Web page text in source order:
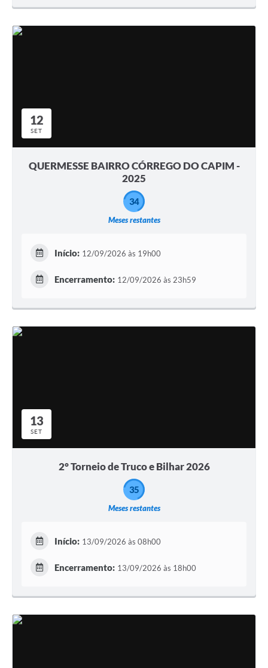
12
SET
QUERMESSE BAIRRO CÓRREGO DO CAPIM -
2025
Meses restantes
34
Início: 12/09/2026 às 19h00
Encerramento: 12/09/2026 às 23h59
13
SET
2° Torneio de Truco e Bilhar 2026
Meses restantes
35
Início: 13/09/2026 às 08h00
Encerramento: 13/09/2026 às 18h00